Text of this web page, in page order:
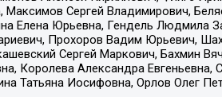
Сергей Владимирович,
Елена Юрьевна, Гендель Людмила
Прохоров Вадим Юрьевич,
Сергей Маркович, Бахмин
Королева Александра
Татьяна Иосифовна, Орлов Олег